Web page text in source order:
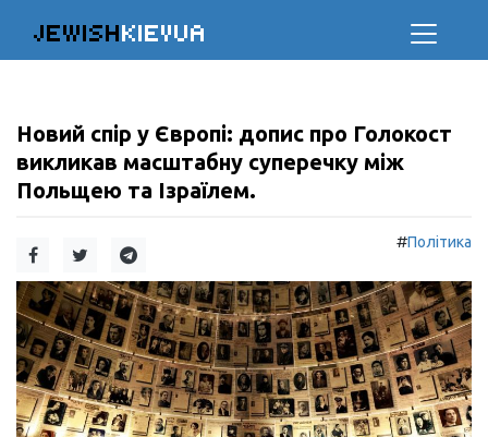
JEWISHKIEVUA
Новий спір у Європі: допис про Голокост
викликав масштабну суперечку між
Польщею та Ізраїлем.
#Політика